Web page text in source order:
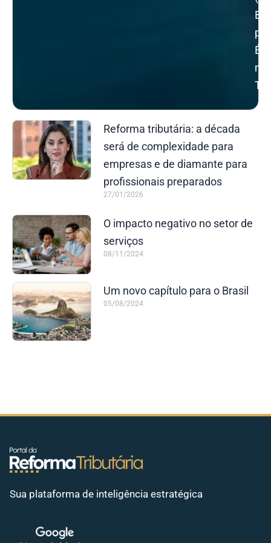
no
Reforma tributária: a década
será de complexidade para
empresas e de diamante para
profissionais preparados
27/01/2026
O impacto negativo no setor de
serviços
08/11/2024
Um novo capítulo para o Brasil
05/08/2024
Sua plataforma de inteligência estratégica